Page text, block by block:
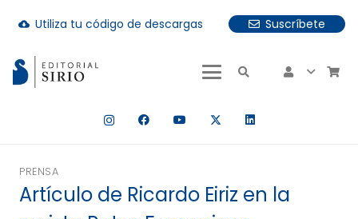
cloud_download Utiliza tu código de descargas
Suscríbete
hay resultados autocompletados, puedes utilizar las
PRENSA
Artículo de Ricardo Eiriz en la